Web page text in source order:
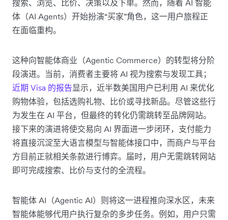
搜索、浏览、比价、决策以及下单。然而，随着 AI 智能
体（AI Agents）开始扮演“买家”角色，这一用户旅程正
在面临重构。
这种向智能体商业（Agentic Commerce）的转型将分阶
段演进。当前，消费者主要将 AI 视为搜索与发现工具；
近期 Visa 的报告显示，近半数美国用户已利用 AI 来优化
购物体验，包括选购礼物、比价或寻找新品。尽管这些行
为发生在 AI 平台，但最终的转化仍需跳转至品牌网站。
接下来的演进将使交易向 AI 界面进一步闭环，支付能力
将直接沉淀至大语言模型与智能体接口中，而商户与平台
方目前正就相关条款进行博弈。届时，用户无需跳转网站
即可完成搜索、比价与支付的全流程。
智能体 AI（Agentic AI）则将这一进程推向深水区，未来
智能体能够代用户执行复杂的多步任务。例如，用户只需